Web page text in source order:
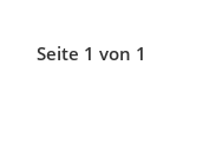
Seite 1 von 1